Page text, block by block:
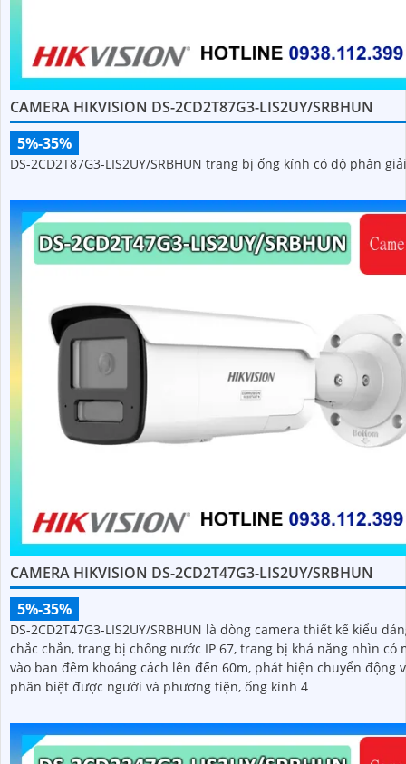
CAMERA HIKVISION DS-2CD2T87G3-LIS2UY/SRBHUN
5%-35%
DS-2CD2T87G3-LIS2UY/SRBHUN trang bị ống kính có độ phân
CAMERA HIKVISION DS-2CD2T47G3-LIS2UY/SRBHUN
5%-35%
DS-2CD2T47G3-LIS2UY/SRBHUN là dòng camera thiết kế kiểu
chắc chắn, trang bị chống nước IP 67, trang bị khả năng nhìn có màu
vào ban đêm khoảng cách lên đến 60m, phát hiện chuyển động
phân biệt được người và phương tiện, ống kính 4